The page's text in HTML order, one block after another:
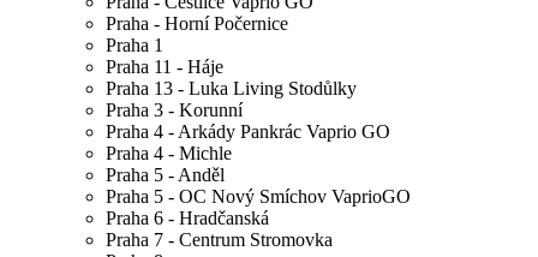
Praha - Horní Počernice
Praha 1
Praha 11 - Háje
Praha 13 - Luka Living Stodůlky
Praha 3 - Korunní
Praha 4 - Arkády Pankrác Vaprio GO
Praha 4 - Michle
Praha 5 - Anděl
Praha 5 - OC Nový Smíchov VaprioGO
Praha 6 - Hradčanská
Praha 7 - Centrum Stromovka